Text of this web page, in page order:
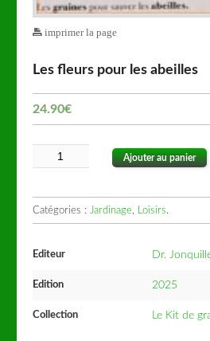
imprimer la page
Les fleurs pour les abeilles
24.90€
Ajouter au panier
Catégories :Jardinage, Loisirs.
Editeur Dr.
Edition 2025
Collection Le Kit de